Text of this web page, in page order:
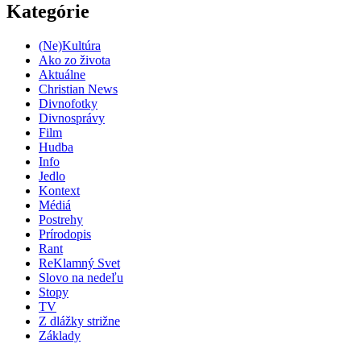
Kategórie
(Ne)Kultúra
Ako zo života
Aktuálne
Christian News
Divnofotky
Divnosprávy
Film
Hudba
Info
Jedlo
Kontext
Médiá
Postrehy
Prírodopis
Rant
ReKlamný Svet
Slovo na nedeľu
Stopy
TV
Z dlážky strižne
Základy